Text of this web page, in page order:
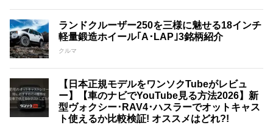
ランドクルーザー250を三様に魅せる18インチ
軽量鍛造ホイール｢A･LAP｣3銘柄紹介
クルマ
【日本正規モデルをワンソクTubeがレビュ
ー】【車のナビでYouTube見る方法2026】新
型ヴォクシー･RAV4･ハスラーでオットキャス
ト使えるか比較検証! オススメはどれ?!